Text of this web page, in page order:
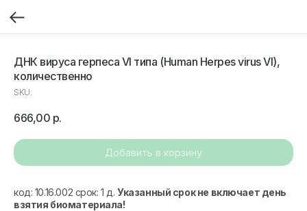
ДНК вируса герпеса VI типа (Human Herpes virus VI),
количественно
SKU:
666,00 р.
Добавить в корзину
код: 10.16.002 срок: 1 д.Указанный срок не включает день
взятия биоматериала!